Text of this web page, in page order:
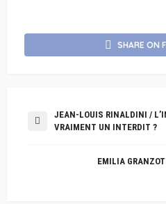
SHARE ON
JEAN-LOUIS RINALDINI /
VRAIMENT UN INTERDIT ?
EMILIA